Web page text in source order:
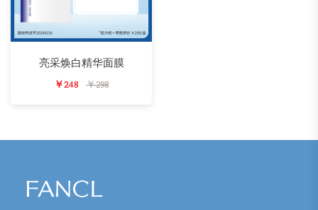
亮采焕白精华面膜
￥248 ￥298